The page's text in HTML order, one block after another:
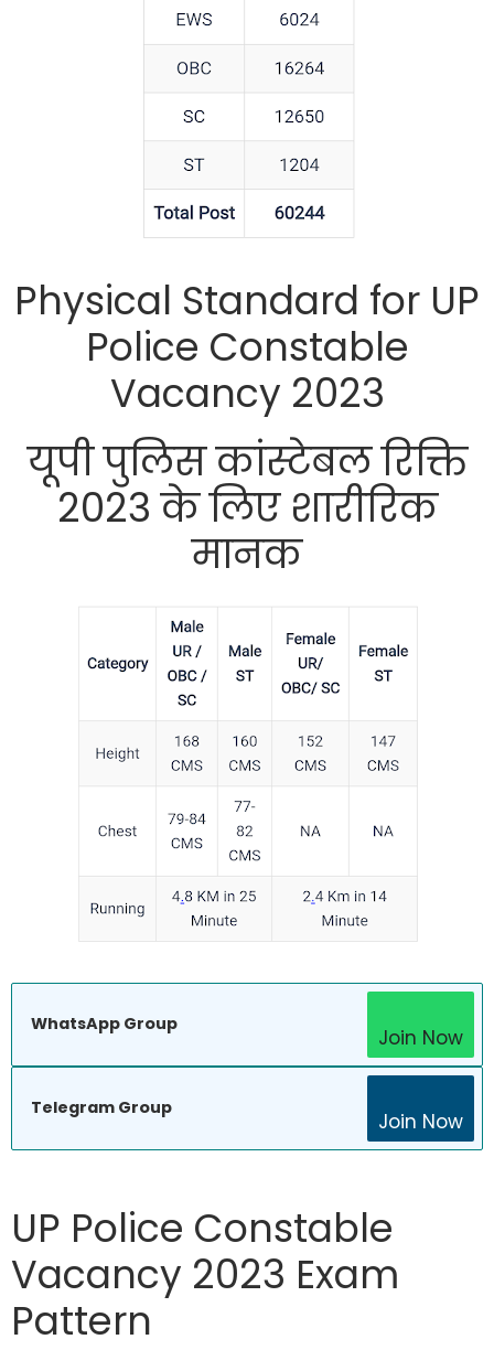
Physical Standard for UP
Police Constable
Vacancy 2023
यूपी पुलिस कांस्टेबल रिक्ति
2023 के लिए शारीरिक
मानक
WhatsApp Group
Join Now
Telegram Group
Join Now
UP Police Constable
Vacancy 2023 Exam
Pattern